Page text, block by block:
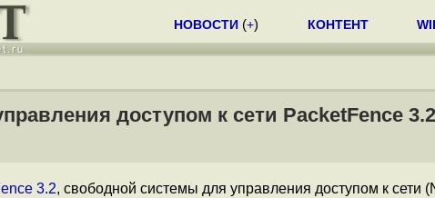
НОВОСТИ (+) КОНТЕНТ
доступом к сети PacketFence 3.2
3.2, свободной системы для управления доступом к сети